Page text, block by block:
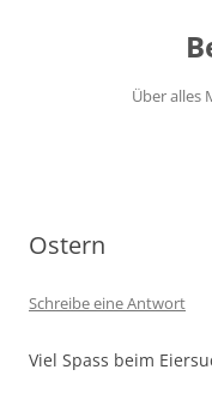
Über alles
Ostern
Schreibe eine Antwort
Viel Spass beim